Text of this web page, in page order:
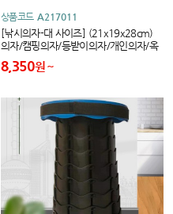
상품코드 A217011
[낚시의자-대 사이즈] (21x19x28cm)
의자/캠핑의자/등받이의자/개인의자/옥
스포드/인쇄가능
8,350원